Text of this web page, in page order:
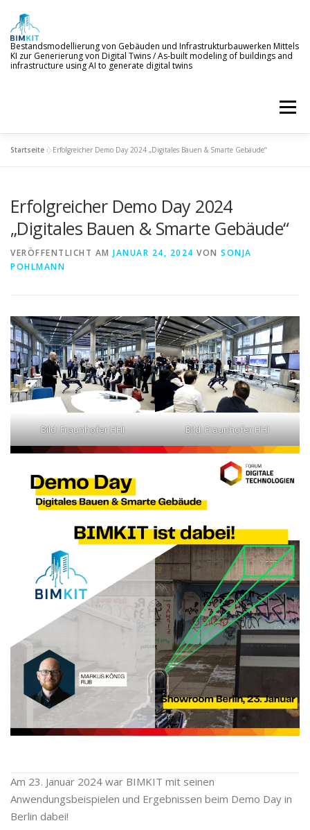
Inhalt
springen
Bestandsmodellierung von Gebäuden und Infrastrukturbauwerken Mittels
KI zur Generierung von Digital Twins / As-built modeling of buildings and
infrastructure using AI to generate digital twins
Menü
PROJEKTERGEBNISSE NEWS BETEILIGTE
Startseite »Erfolgreicher Demo Day 2024 „Digitales Bauen & Smarte Gebäude“
Erfolgreicher Demo Day 2024
„Digitales Bauen & Smarte Gebäude“
VERÖFFENTLICHT AM JANUAR 24, 2024 VON SONJA
POHLMANN
Bild: Fraunhofer HHI Bild: Fraunhofer HHI
Am 23. Januar 2024 war BIMKIT mit seinen
Anwendungsbeispielen und Ergebnissen beim Demo Day in
Berlin dabei!